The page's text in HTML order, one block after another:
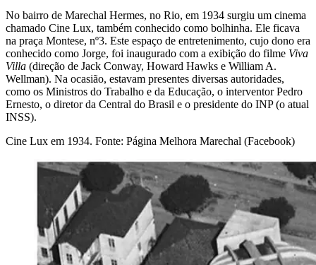
No bairro de Marechal Hermes, no Rio, em 1934 surgiu um cinema
chamado Cine Lux, também conhecido como bolhinha. Ele ficava
na praça Montese, nº3. Este espaço de entretenimento, cujo dono era
conhecido como Jorge, foi inaugurado com a exibição do filme Viva
Villa (direção de Jack Conway, Howard Hawks e William A.
Wellman). Na ocasião, estavam presentes diversas autoridades,
como os Ministros do Trabalho e da Educação, o interventor Pedro
Ernesto, o diretor da Central do Brasil e o presidente do INP (o atual
INSS).
Cine Lux em 1934. Fonte: Página Melhora Marechal (Facebook)